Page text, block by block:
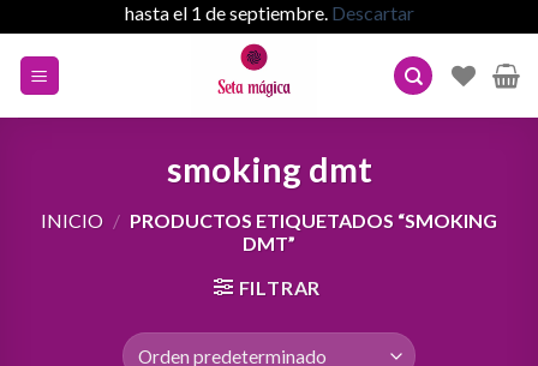
hasta el 1 de septiembre. Descartar
smoking dmt
INICIO / PRODUCTOS ETIQUETADOS “SMOKING
DMT”
FILTRAR